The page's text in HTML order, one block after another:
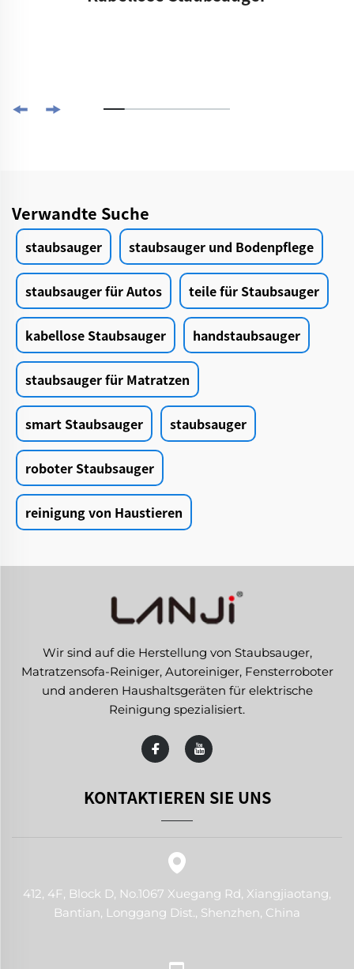
Verwandte Suche
staubsauger staubsauger und Bodenpflege
staubsauger für Autos teile für Staubsauger
kabellose Staubsauger handstaubsauger
staubsauger für Matratzen
smart Staubsauger staubsauger
roboter Staubsauger
reinigung von Haustieren
Wir sind auf die Herstellung von Staubsauger,
Matratzensofa-Reiniger, Autoreiniger, Fensterroboter
und anderen Haushaltsgeräten für elektrische
Reinigung spezialisiert.
KONTAKTIEREN SIE UNS
412, 4F, Block D, No.1067 Xuegang Rd, Xiangjiaotang,
Bantian, Longgang Dist., Shenzhen, China